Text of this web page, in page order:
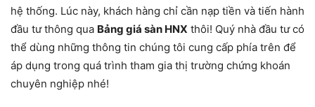
hệ thống. Lúc này, khách hàng chỉ cần nạp tiền và tiến hành
đầu tư thông qua Bảng giá sàn HNX thôi! Quý nhà đầu tư có
thể dùng những thông tin chúng tôi cung cấp phía trên để
áp dụng trong quá trình tham gia thị trường chứng khoán
chuyên nghiệp nhé!